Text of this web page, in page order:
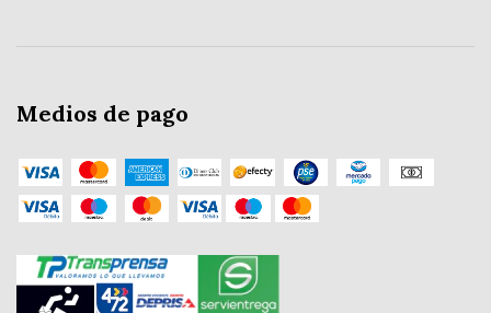
Medios de pago